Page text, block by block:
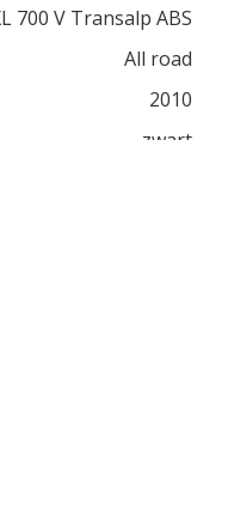
de minder
middenbok.
700 V Transalp ABS
All road
2010
zwart